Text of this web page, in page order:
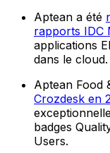
Aptean a été
rapports IDC
applications
dans le cloud.
Aptean Food
Crozdesk en
badges
Users.